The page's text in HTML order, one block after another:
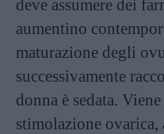
deve assumere dei
aumentino
maturazione degli
successivamente
donna è sedata.
stimolazione ovarica,